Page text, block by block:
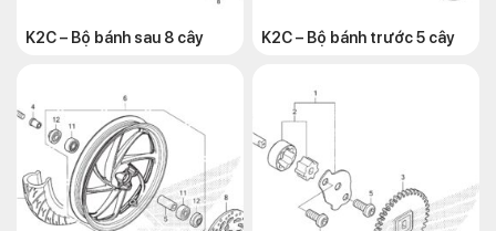
K2C – Bộ bánh sau 8 cây K2C – Bộ bánh trước 5 cây